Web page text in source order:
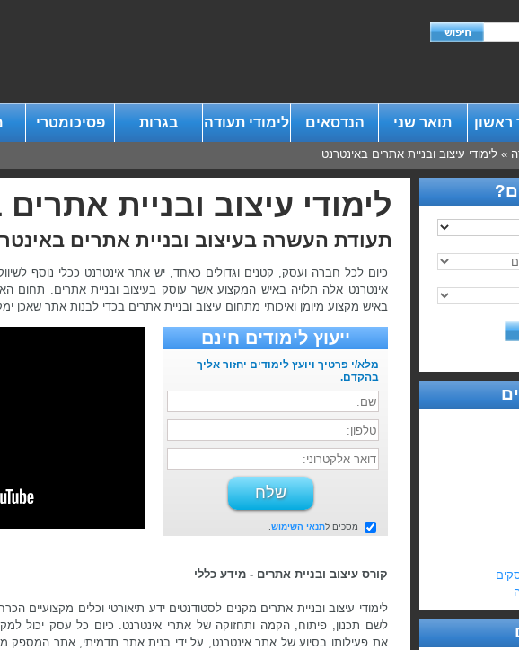
ראשון תואר שני הנדסאים לימודי תעודה בגרות פסיכומטרי
»לימודי עיצוב ובניית אתרים באינטרנט
לימודי עיצוב ובניית
תעודת העשרה בעיצוב ובניית אתרים
כיום לכל חברה ועסק, קטנים וגדולים כאחד, יש אתר אינטרנט ככלי נוסף
אינטרנט אלה תלויה באיש המקצוע אשר עוסק בעיצוב ובניית אתרים. תחום
באיש מקצוע מיומן ואיכותי מתחום עיצוב ובניית אתרים בכדי לבנות אתר שאכן
ייעוץ לימודים חינם
מלא/י פרטיך ויועץ לימודים יחזור אליך
בהקדם.
מסכים לתנאי השימוש
קורס עיצוב ובניית אתרים - מידע כללי
לימודי עיצוב ובניית אתרים מקנים לסטודנטים ידע תיאורטי וכלים מקצועיים
לשם תכנון, פיתוח, הקמה ותחזוקה של אתרי אינטרנט. כיום כל עסק יכול
את פעילותו בסיוע של אתר אינטרנט, על ידי בנית אתר תדמיתי, אתר המספק